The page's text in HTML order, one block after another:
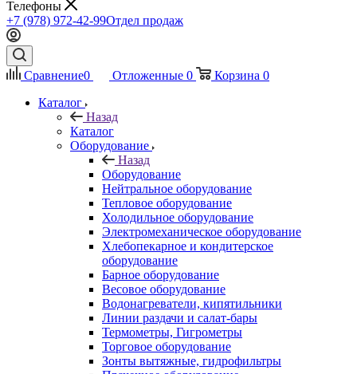
Телефоны
+7 (978) 972-42-99Отдел продаж
Сравнение0 Отложенные 0 Корзина 0
Каталог
Назад
Каталог
Оборудование
Назад
Оборудование
Нейтральное оборудование
Тепловое оборудование
Холодильное оборудование
Электромеханическое оборудование
Хлебопекарное и кондитерское
оборудование
Барное оборудование
Весовое оборудование
Водонагреватели, кипятильники
Линии раздачи и салат-бары
Термометры, Гигрометры
Торговое оборудование
Зонты вытяжные, гидрофильтры